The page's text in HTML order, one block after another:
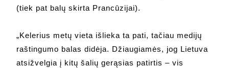
(tiek pat balų skirta Prancūzijai).
„Kelerius metų vieta išlieka ta pati, tačiau medijų
raštingumo balas didėja. Džiaugiamės, jog Lietuva
atsižvelgia į kitų šalių gerąsias patirtis – vis